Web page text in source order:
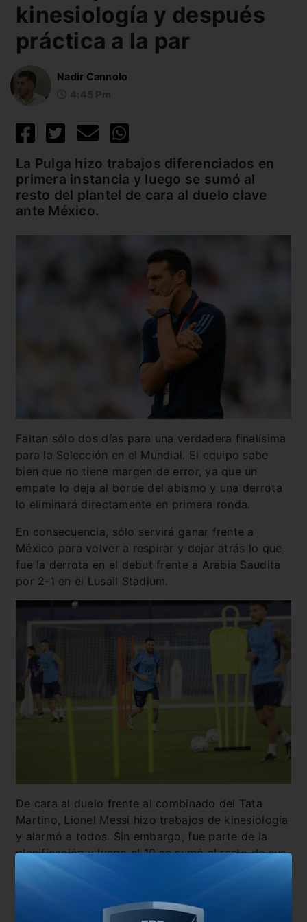
kinesiología y después
práctica a la par
Nadir Cannolo
La Pulga hizo trabajos diferenciados en
primera instancia y luego se sumó al
resto del plantel de cara al duelo clave
ante México.
Faltan sólo dos días para una verdadera finalísima
para la Selección en el Mundial. El equipo sabe
bien que no tiene margen de error, ya que un
empate lo deja al borde del abismo y una derrota
lo eliminará directamente en primera ronda.
En consecuencia, sólo servirá ganar frente a
México para volver a respirar y dejar atrás lo que
fue la derrota en el debut frente a Arabia Saudita
por 2-1 en el Lusail Stadium.
De cara al duelo frente al combinado del Tata
Martino, Lionel Messi hizo trabajos de kinesiología
y alarmó a todos. Sin embargo, fue parte de la
planificación y luego el 10 se sumó al resto de sus
compañeros.
misterio y a la confusión. Se prevé que sean al